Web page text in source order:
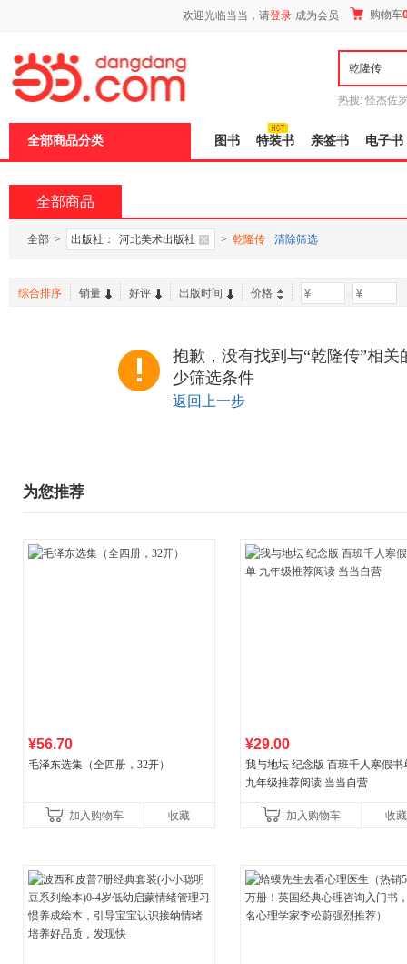
欢迎光临当当，请登录 成为会员 购物车
热搜: 怪杰佐
全部商品分类 图书 特装书 亲签书 电子书
全部商品
全部 > 出版社： 河北美术出版社 > 乾隆传 清除筛选
综合排序 销量 好评 出版时间 价格 -
抱歉，没有找到与“乾隆传”相
少筛选条件
返回上一步
为您推荐
¥56.70
毛泽东选集（全四册，32开）
加入购物车 收藏
¥29.00
我与地坛 纪念版 百班千人寒假书
九年级推荐阅读 当当自营
加入购物车 收藏
页
加